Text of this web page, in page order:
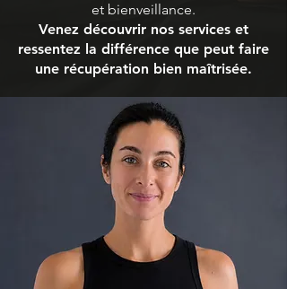
et bienveillance.
Venez découvrir nos services et
ressentez la différence que peut faire
une récupération bien maîtrisée.